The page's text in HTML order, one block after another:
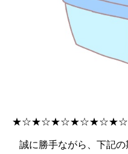
誠に勝手ながら、下記